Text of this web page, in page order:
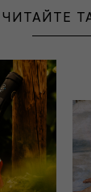
ЧИТАЙТЕ